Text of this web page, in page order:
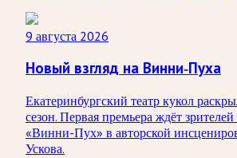
9 августа 2026
Новый взгляд на Винни-Пуха
Екатеринбургский театр кукол
сезон. Первая премьера ждёт
«Винни-Пух» в авторской
Ускова.